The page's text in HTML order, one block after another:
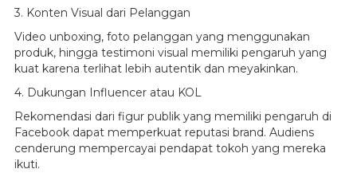
3. Konten Visual dari Pelanggan
Video unboxing, foto pelanggan yang menggunakan
produk, hingga testimoni visual memiliki pengaruh yang
kuat karena terlihat lebih autentik dan meyakinkan.
4. Dukungan Influencer atau KOL
Rekomendasi dari figur publik yang memiliki pengaruh di
Facebook dapat memperkuat reputasi brand. Audiens
cenderung mempercayai pendapat tokoh yang mereka
ikuti.